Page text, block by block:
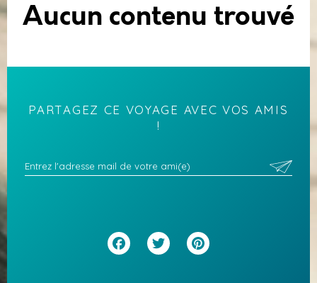
Aucun contenu trouvé
PARTAGEZ CE VOYAGE AVEC VOS AMIS
!
Facebook
Twitter